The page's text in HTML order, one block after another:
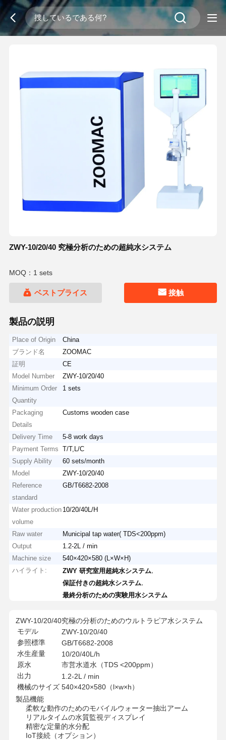
ZWY-10/20/40 究極分析のための超純水システム
MOQ：1 sets
ベストプライス 接触
製品の説明
Place of Origin
China
ブランド名
ZOOMAC
証明
CE
Model Number
ZWY-10/20/40
Minimum Order
Quantity
1 sets
Packaging
Details
Customs wooden case
Delivery Time
5-8 work days
Payment Terms
T/T,L/C
Supply Ability
60 sets/month
Model
ZWY-10/20/40
Reference
standard
GB/T6682-2008
Water production
volume
10/20/40L/H
Raw water
Municipal tap water( TDS<200ppm)
Output
1.2-2L / min
Machine size
540×420×580 (L×W×H)
ハイライト:
ZWY 研究室用超純水システム
保証付きの超純水システム
最終分析のための実験用水システム
ZWY-10/20/40究極の分析のためのウルトラピア水システム
モデル
ZWY-10/20/40
参照標準
GB/T6682-2008
水生産量
10/20/40L/h
原水
市営水道水（TDS <200ppm）
出力
1.2-2L / min
機械のサイズ 540×420×580（l×w×h）
製品機能
柔軟な動作のためのモバイルウォーター抽出アーム
リアルタイムの水質監視ディスプレイ
精密な定量的水分配
IoT接続（オプション）